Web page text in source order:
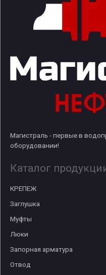
Магистраль - первые в
оборудовании!
Каталог
КРЕПЕЖ
Заглушка
Муфты
Люки
Запорная арматура
Отвод